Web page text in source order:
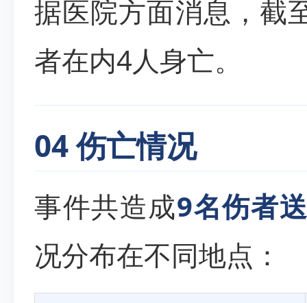
据医院方面消息，截
者在内4人身亡。
04 伤亡情况
事件共造成9名伤者
况分布在不同地点：